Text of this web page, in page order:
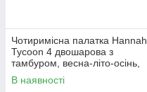
Чотиримісна палатка Hannah
Tycoon 4 двошарова з
тамбуром, весна-літо-осінь,
зелена
В наявності